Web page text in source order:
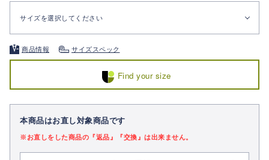
サイズを選択してください
商品情報 サイズスペック
Find your size
本商品はお直し対象商品です
※お直しをした商品の『返品』『交換』は出来ません。